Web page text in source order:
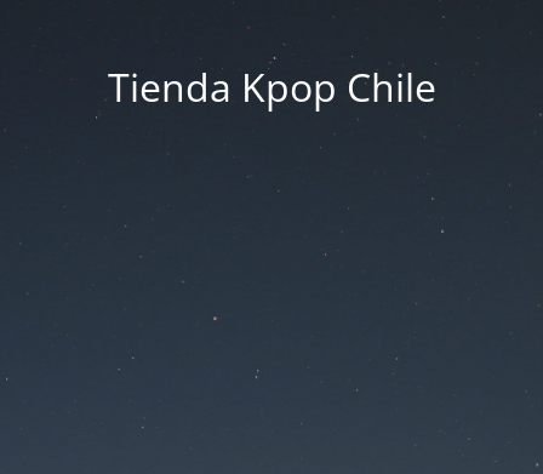
Tienda Kpop Chile